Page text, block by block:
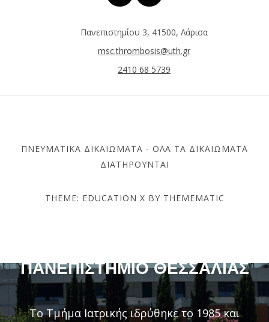
Πανεπιστημίου 3, 41500, Λάρισα
msc.thrombosis@uth.gr
2410 68 5739
ΠΝΕΥΜΑΤΙΚΆ ΔΙΚΑΙΏΜΑΤΑ - ΌΛΑ ΤΑ ΔΙΚΑΙΏΜΑΤΑ
ΔΙΑΤΗΡΟΎΝΤΑΙ
THEME: EDUCATION X BY THEMEMATIC
ΠΑΝΕΠΙΣΤΉΜΙΟ ΘΕΣΣΑΛΊΑΣ
Το Τμήμα Ιατρικής ιδρύθηκε το 1985 και